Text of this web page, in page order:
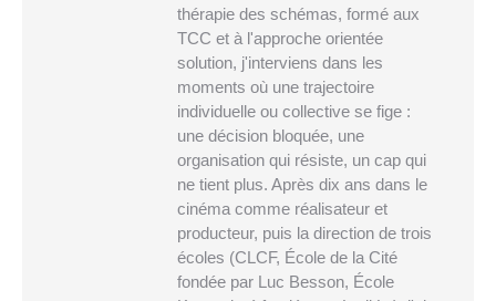
thérapie des schémas, formé aux
TCC et à l'approche orientée
solution, j'interviens dans les
moments où une trajectoire
individuelle ou collective se fige :
une décision bloquée, une
organisation qui résiste, un cap qui
ne tient plus. Après dix ans dans le
cinéma comme réalisateur et
producteur, puis la direction de trois
écoles (CLCF, École de la Cité
fondée par Luc Besson, École